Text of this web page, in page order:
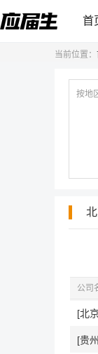
首
当前位置：
按地
公司
[北
[贵